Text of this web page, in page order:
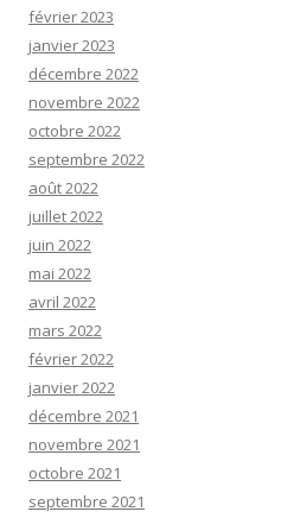
février 2023
janvier 2023
décembre 2022
novembre 2022
octobre 2022
septembre 2022
août 2022
juillet 2022
juin 2022
mai 2022
avril 2022
mars 2022
février 2022
janvier 2022
décembre 2021
novembre 2021
octobre 2021
septembre 2021